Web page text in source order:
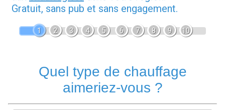
Gratuit, sans pub et sans engagement.
1 2 3 4 5 6 7 8 9 10
Quel type de chauffage
aimeriez-vous ?